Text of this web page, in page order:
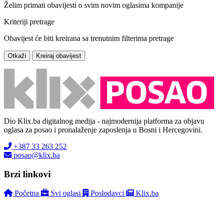
Želim primati obavijesti o svim novim oglasima kompanije
Kriteriji pretrage
Obavijest će biti kreirana sa trenutnim filterima pretrage
Otkaži Kreiraj obavijest
Dio Klix.ba digitalnog medija - najmodernija platforma za objavu
oglasa za posao i pronalaženje zaposlenja u Bosni i Hercegovini.
+387 33 263 252
posao@klix.ba
Brzi linkovi
Početna Svi oglasi Poslodavci Klix.ba